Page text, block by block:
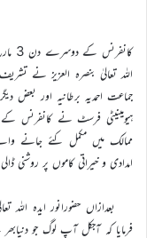
اللہ تعالیٰ بنصرہ العزیز نے
جماعت احمدیہ برطانیہ اور بعض
ہیومینیٹی فرسٹ نے کانفرنس
ممالک میں مکمل کئے جانے
امدادی و خیراتی کاموں پر روشنی
بعدازاں حضورانور ایدہ
فرمایا کہ آجکل آپ لوگ جو